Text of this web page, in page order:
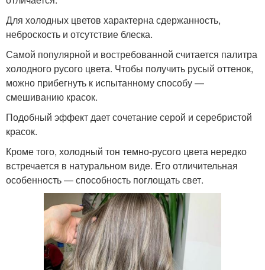
Для холодных цветов характерна сдержанность,
неброскость и отсутствие блеска.
Самой популярной и востребованной считается палитра
холодного русого цвета. Чтобы получить русый оттенок,
можно прибегнуть к испытанному способу —
смешиванию красок.
Подобный эффект дает сочетание серой и серебристой
красок.
Кроме того, холодный тон темно-русого цвета нередко
встречается в натуральном виде. Его отличительная
особенность — способность поглощать свет.